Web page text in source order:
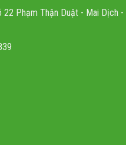
22 Phạm Thận Duật - Mai Dịch -